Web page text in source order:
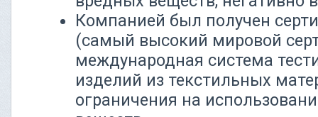
Компанией был получен
(самый высокий мировой
международная система
изделий из текстильных
ограничения на